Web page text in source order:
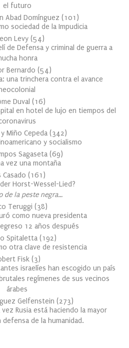
el futuro
Abad Domínguez (101 )
sociedad de la Impudicia
Levy (54)
de Defensa y criminal de guerra a
honra
Bernardo (54)
una trinchera contra el avance
Duval (16)
en hotel de lujo en tiempos del
y Miño Cepeda (342)
y socialismo
Sagaseta (69)
vez una montaña
Casado (161 )
Horst-Wessel-Lied?
de la peste negra…
Teruggi (38)
como nueva presidenta
12 años después
Spitaletta (192)
otra clave de resistencia
Fisk (3)
israelíes han escogido un país
regímenes de sus vecinos
árabes
Gelfenstein (273)
Rusia está haciendo la mayor
de la humanidad.